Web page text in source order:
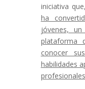
iniciativa
ha
jóvenes,
plataforma
conocer
habilidades